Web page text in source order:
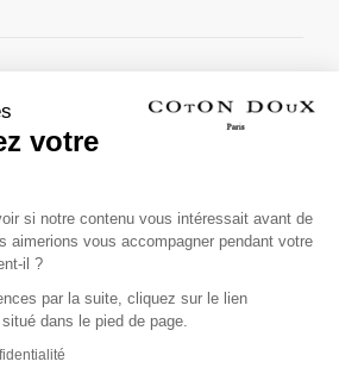
de Coton Doux : nouvelles
et ventes privées...
votre
si notre contenu vous intéressait avant de
aimerions vous accompagner pendant votre
il ?
par la suite, cliquez sur le lien
dans le pied de page.